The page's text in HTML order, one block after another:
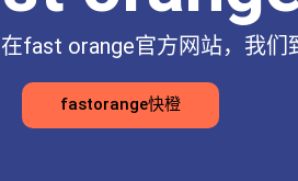
fast orange官方网站，我们
fastorange快橙